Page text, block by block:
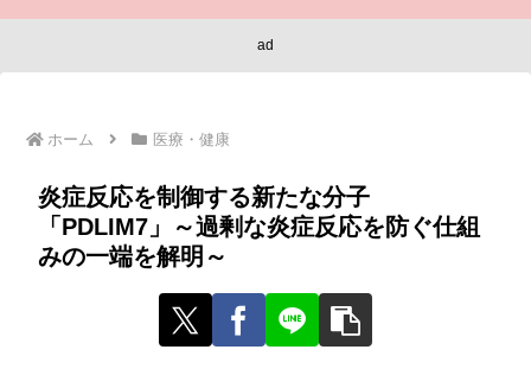
ad
ホーム 医療・健康
炎症反応を制御する新たな分子
「PDLIM7」～過剰な炎症反応を防ぐ仕組
みの一端を解明～